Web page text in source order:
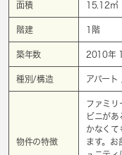
面積 15.12㎡
階建 1階
築年数 2010年
種別/構造 アパート
物件の特徴
ファミリ
ビニが
かなくて
ます。